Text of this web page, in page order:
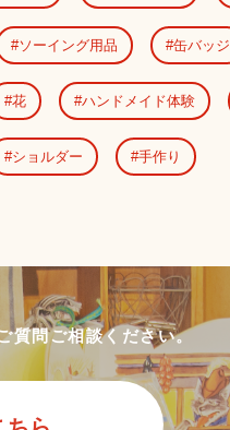
ソーイング用品 缶バッジ
花 ハンドメイド体験
ショルダー 手作り
質問ご相談ください。
ちら